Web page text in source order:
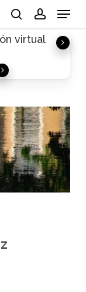
Menu
virtual